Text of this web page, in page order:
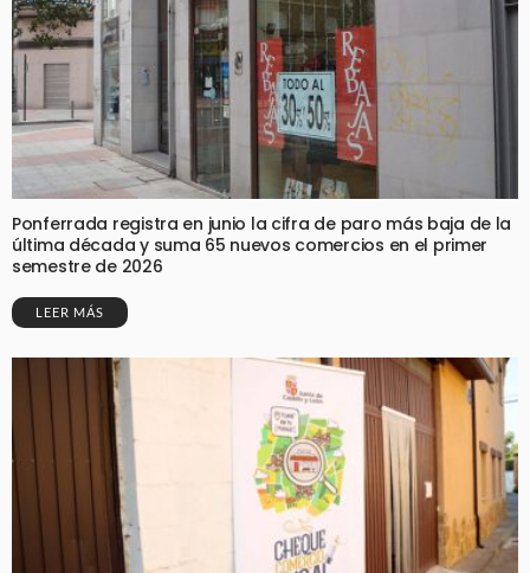
Ponferrada registra en junio la cifra de paro más baja de la
última década y suma 65 nuevos comercios en el primer
semestre de 2026
LEER MÁS